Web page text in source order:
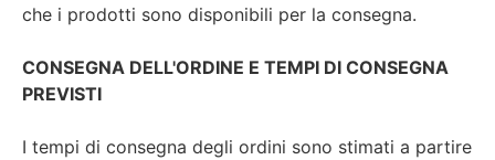
che i prodotti sono disponibili per la consegna.
CONSEGNA DELL'ORDINE E TEMPI DI CONSEGNA
PREVISTI
I tempi di consegna degli ordini sono stimati a partire